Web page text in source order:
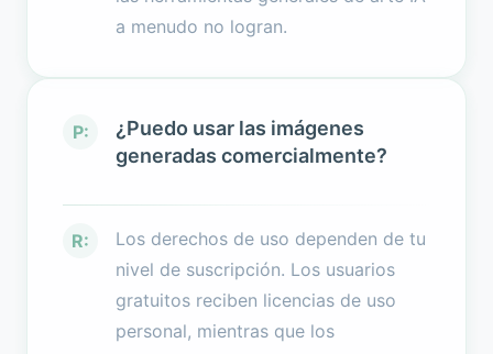
a menudo no logran.
P:
¿Puedo usar las imágenes
generadas comercialmente?
R:
Los derechos de uso dependen de tu
nivel de suscripción. Los usuarios
gratuitos reciben licencias de uso
personal, mientras que los